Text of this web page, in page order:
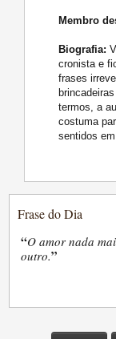
Membro
Biografia:
cronista e
frases
termos, a
costuma
sentidos
Frase do Dia
“O amor nada
outro.”